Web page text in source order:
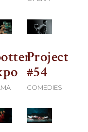
Project
#54
COMEDIES